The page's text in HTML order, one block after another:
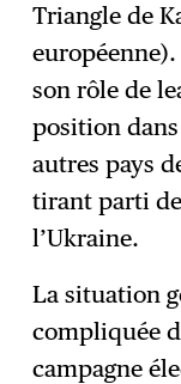
Triangle de
son rôle de
position
autres pays
tirant parti
l’Ukraine.
La situation
compliquée
campagne